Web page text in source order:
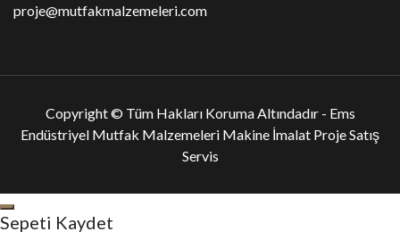
proje@mutfakmalzemeleri.com
Copyright © Tüm Hakları Koruma Altındadır - Ems
Endüstriyel Mutfak Malzemeleri Makine İmalat Proje Satış
Servis
Sepeti Kaydet